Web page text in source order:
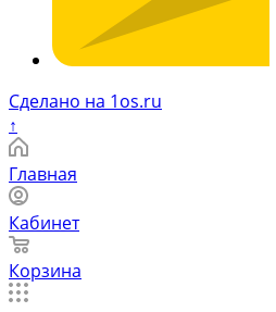
Сделано на 1os.ru
↑
Главная
Кабинет
Корзина